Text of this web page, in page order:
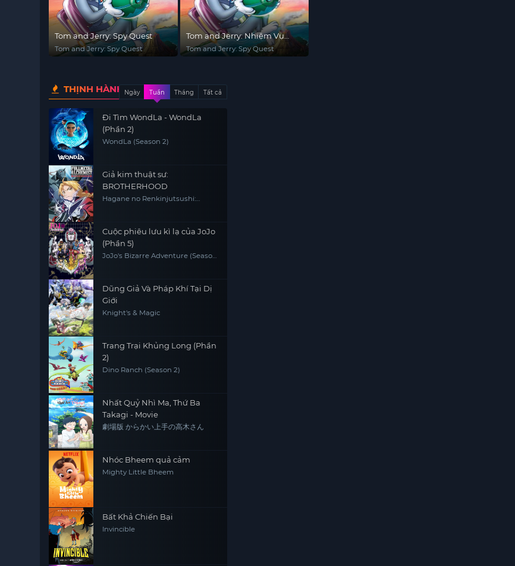
Tom and Jerry: Spy Quest
Tom and Jerry: Spy Quest
Tom and Jerry: Nhiệm Vụ
Điệp Viên
Tom and Jerry: Spy Quest
THỊNH HÀNHNgày Tuần Tháng Tất cả
Đi Tìm WondLa - WondLa
(Phần 2)
WondLa (Season 2)
Giả kim thuật sư:
BROTHERHOOD
Hagane no Renkinjutsushi:
Cuộc phiêu lưu kì lạ của JoJo
(Phần 5)
JoJo's Bizarre Adventure (Season
Dũng Giả Và Pháp Khí Tại Dị
Giới
Knight's & Magic
Trang Trại Khủng Long (Phần
2)
Dino Ranch (Season 2)
Nhất Quỷ Nhì Ma, Thứ Ba
Takagi - Movie
劇場版 からかい上手の高木さん
Nhóc Bheem quả cảm
Mighty Little Bheem
Bất Khả Chiến Bại
Invincible